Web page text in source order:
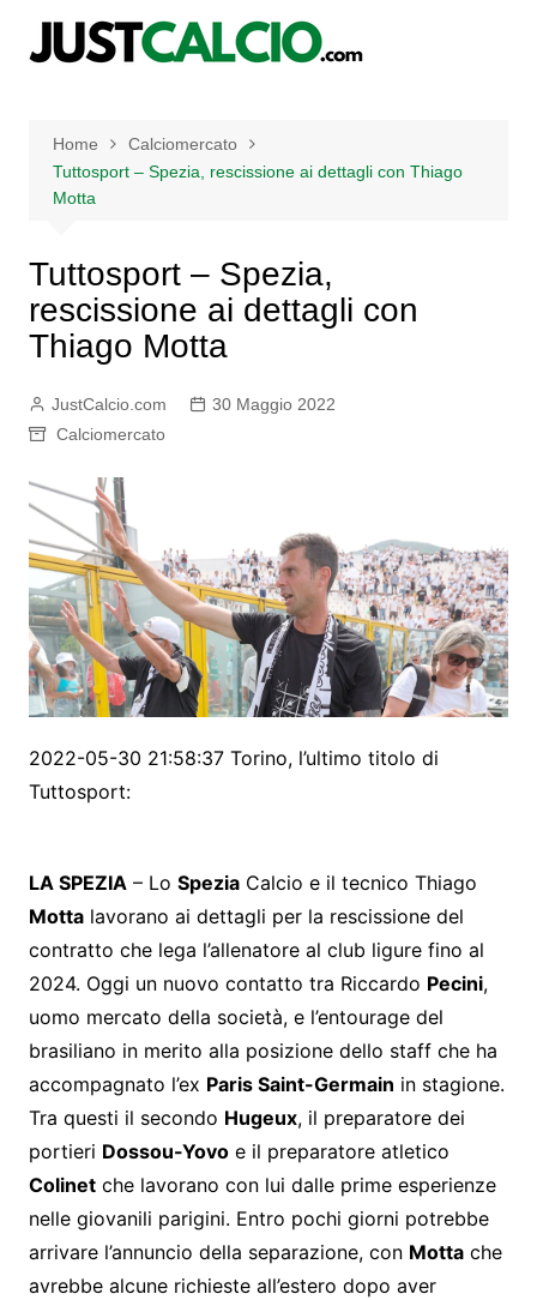
Home
Calciomercato
Tuttosport – Spezia, rescissione ai dettagli con Thiago
Motta
Tuttosport – Spezia,
rescissione ai dettagli con
Thiago Motta
JustCalcio.com
30 Maggio 2022
Calciomercato
2022-05-30 21:58:37 Torino, l’ultimo titolo di
Tuttosport:
LA SPEZIA– Lo SpeziaCalcio e il tecnico Thiago
Mottalavorano ai dettagli per la rescissione del
contratto che lega l’allenatore al club ligure fino al
2024. Oggi un nuovo contatto tra Riccardo Pecini,
uomo mercato della società, e l’entourage del
brasiliano in merito alla posizione dello staff che ha
accompagnato l’ex Paris Saint-Germain in stagione.
Tra questi il secondo Hugeux, il preparatore dei
portieri Dossou-Yovoe il preparatore atletico
Colinetche lavorano con lui dalle prime esperienze
nelle giovanili parigini. Entro pochi giorni potrebbe
arrivare l’annuncio della separazione, con Mottache
avrebbe alcune richieste all’estero dopo aver